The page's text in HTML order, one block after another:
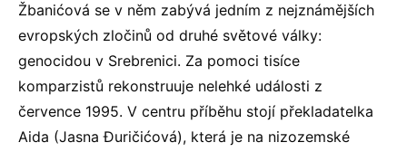
Žbanićová se v něm zabývá jedním z nejznámějších
evropských zločinů od druhé světové války:
genocidou v Srebrenici. Za pomoci tisíce
komparzistů rekonstruuje nelehké události z
července 1995. V centru příběhu stojí překladatelka
Aida (Jasna Đuričićová), která je na nizozemské